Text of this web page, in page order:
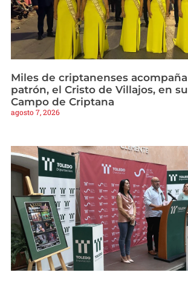
Miles de criptanenses
patrón, el Cristo de Villajos, en
Campo de Criptana
agosto 7, 2026